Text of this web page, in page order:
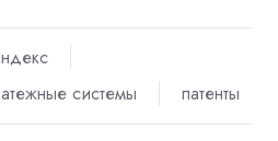
системы патенты